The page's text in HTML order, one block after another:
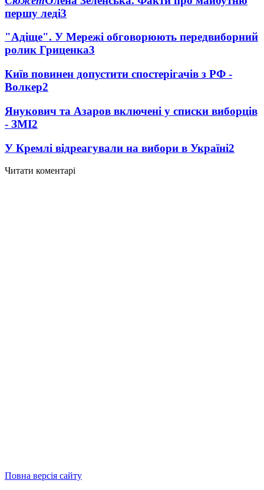
першу леді3
"Адіще". У Мережі обговорюють передвиборний
ролик Гриценка3
Київ повинен допустити спостерігачів з РФ -
Волкер2
Янукович та Азаров включені у списки виборців
- ЗМІ2
У Кремлі відреагували на вибори в Україні2
Читати коментарі
Повна версія сайту